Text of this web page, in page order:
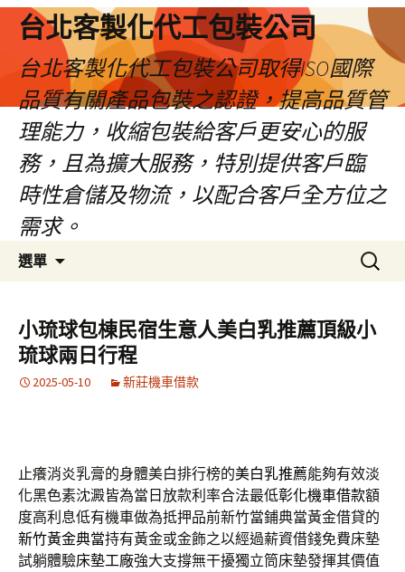
台北客製化代工包裝公司
台北客製化代工包裝公司取得ISO國際
品質有關產品包裝之認證，提高品質管
理能力，收縮包裝給客戶更安心的服
務，且為擴大服務，特別提供客戶臨
時性倉儲及物流，以配合客戶全方位之
需求。
選單
容
區
搜
尋
鍵
字:
小琉球包棟民宿生意人美白乳推薦頂級小
琉球兩日行程
2025-05-10 新莊機車借款
止癢消炎乳膏的身體美白排行榜的美白乳推薦能夠有效淡
化黑色素沈澱皆為當日放款利率合法最低彰化機車借款額
度高利息低有機車做為抵押品前新竹當鋪典當黃金借貸的
新竹黃金典當持有黃金或金飾之以經過薪資借錢免費床墊
試躺體驗床墊工廠強大支撐無干擾獨立筒床墊發揮其價值